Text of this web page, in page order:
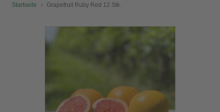
Startseite › Grapefruit Ruby Red 12 Stk.